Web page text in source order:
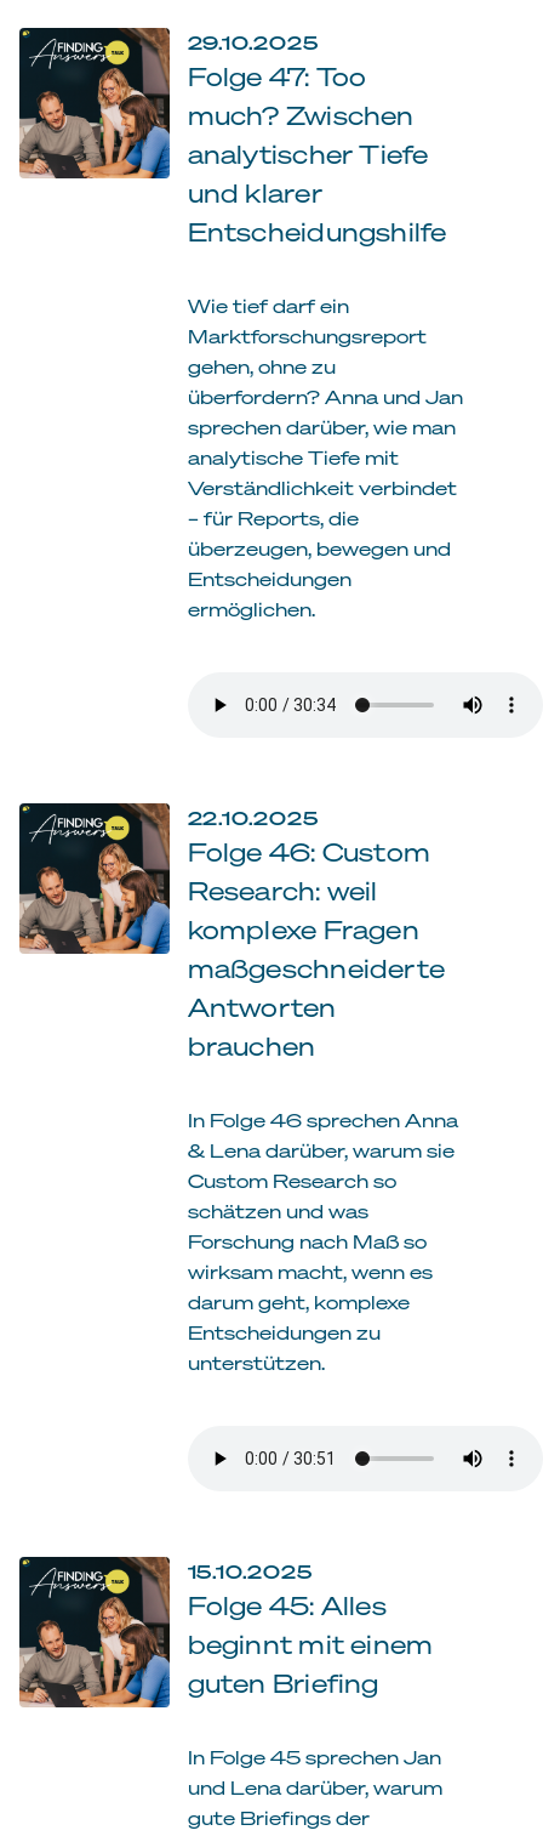
29.10.2025
Folge 47: Too
much? Zwischen
analytischer Tiefe
und klarer
Entscheidungshilfe
Wie tief darf ein
Marktforschungsreport
gehen, ohne zu
überfordern? Anna und Jan
sprechen darüber, wie man
analytische Tiefe mit
Verständlichkeit verbindet
– für Reports, die
überzeugen, bewegen und
Entscheidungen
ermöglichen.
22.10.2025
Folge 46: Custom
Research: weil
komplexe Fragen
maßgeschneiderte
Antworten
brauchen
In Folge 46 sprechen Anna
& Lena darüber, warum sie
Custom Research so
schätzen und was
Forschung nach Maß so
wirksam macht, wenn es
darum geht, komplexe
Entscheidungen zu
unterstützen.
15.10.2025
Folge 45: Alles
beginnt mit einem
guten Briefing
In Folge 45 sprechen Jan
und Lena darüber, warum
gute Briefings der